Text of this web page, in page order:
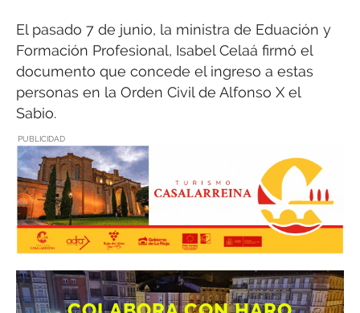
El pasado 7 de junio, la ministra de Eduación y
Formación Profesional, Isabel Celaá firmó el
documento que concede el ingreso a estas
personas en la Orden Civil de Alfonso X el
Sabio.
PUBLICIDAD